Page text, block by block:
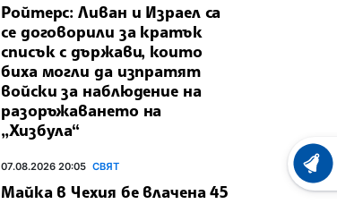
Ройтерс: Ливан и Израел са
се договорили за кратък
списък с държави, които
биха могли да изпратят
войски за наблюдение на
разоръжаването на
„Хизбула“
07.08.2026 20:05 СВЯТ
Майка в Чехия бе влачена 45